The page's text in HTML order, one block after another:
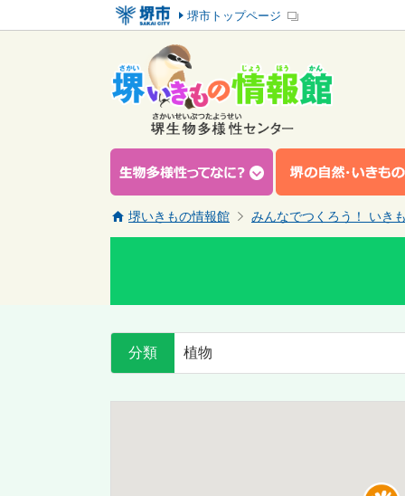
堺市トップページ
堺いきもの情報館 みんなでつくろう！ いき
分類 植物